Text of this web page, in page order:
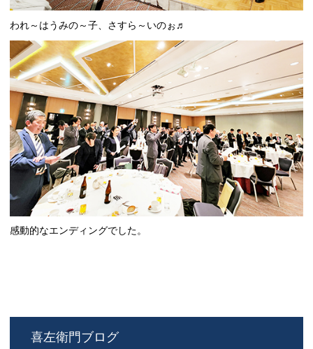
われ～はうみの～子、さすら～いのぉ♬
感動的なエンディングでした。
喜左衛門ブログ